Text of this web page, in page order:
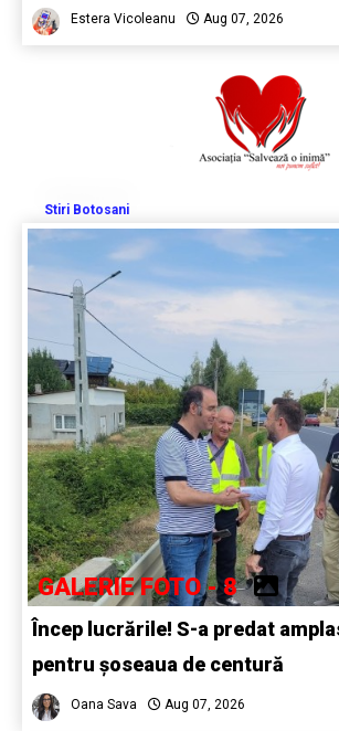
Estera Vicoleanu Aug 07, 2026
Stiri Botosani
GALERIE FOTO - 8
Încep lucrările! S-a predat
pentru șoseaua de centură
Oana Sava Aug 07, 2026